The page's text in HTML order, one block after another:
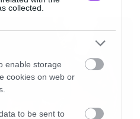
collected.
enable storage
cookies on web or
to be sent to